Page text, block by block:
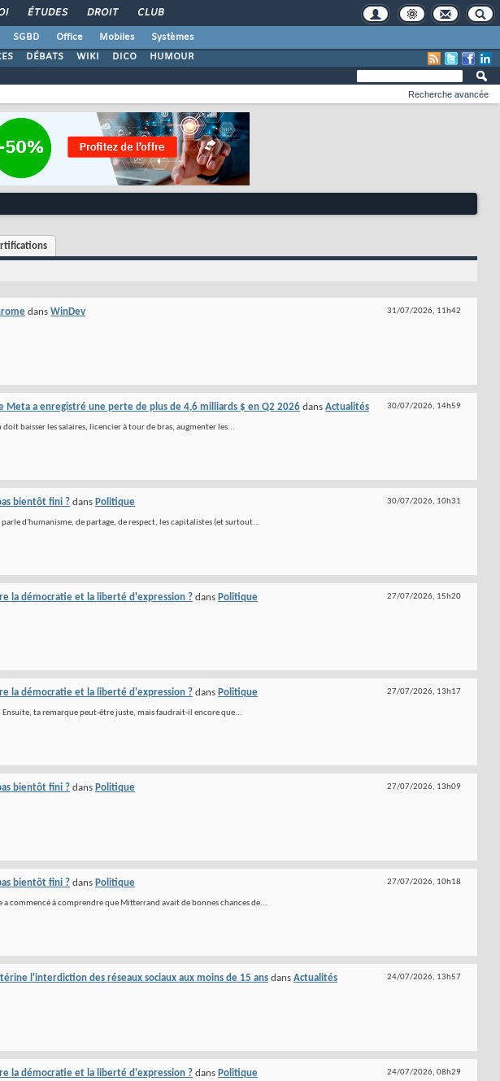
ÉTUDES DROIT CLUB
SGBD Office Mobiles
Systèmes
DÉBATS WIKI DICO HUMOUR
Recherche avancée
31/07/2026, 11h42
dans WinDev
30/07/2026, 14h59
Meta a enregistré une perte de plus de 4,6 milliards $ en Q2 2026 dans Actualités
baisser les salaires, licencier à tour de bras, augmenter les...
30/07/2026, 10h31
bientôt fini ? dans Politique
d'humanisme, de partage, de respect, les capitalistes (et surtout...
27/07/2026, 15h20
la démocratie et la liberté d'expression ? dans Politique
27/07/2026, 13h17
la démocratie et la liberté d'expression ? dans Politique
ta remarque peut-être juste, mais faudrait-il encore que...
27/07/2026, 13h09
bientôt fini ? dans Politique
27/07/2026, 10h18
bientôt fini ? dans Politique
commencé à comprendre que Mitterrand avait de bonnes chances de...
24/07/2026, 13h57
l'interdiction des réseaux sociaux aux moins de 15 ans dans Actualités
24/07/2026, 08h29
la démocratie et la liberté d'expression ? dans Politique